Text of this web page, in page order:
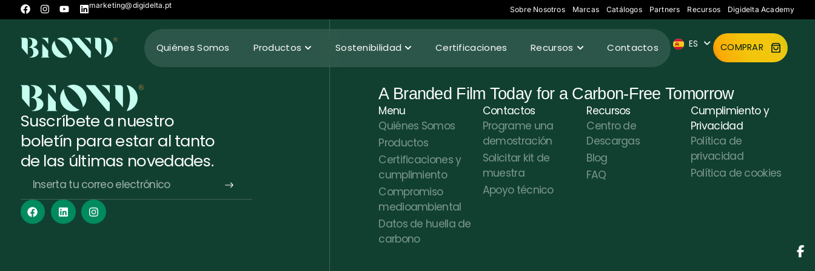
marketing@digidelta.pt Sobre Nosotros Marcas Catálogos Partners Recursos Digidelta Academy
Quiénes Somos Productos Sostenibilidad Certificaciones Recursos Contactos ES
IT
DE
COMPRAR
Suscríbete a nuestro
boletín para estar al tanto
de las últimas novedades.
Alternative:
A Branded Film Today for a Carbon-Free Tomorrow
Menu
Quiénes Somos
Productos
Certificaciones y
cumplimiento
Compromiso
medioambiental
Datos de huella de
carbono
Contactos
Programe una
demostración
Solicitar kit de
muestra
Apoyo técnico
Recursos
Centro de
Descargas
Blog
FAQ
Cumplimiento y
Privacidad
Política de
privacidad
Política de cookies